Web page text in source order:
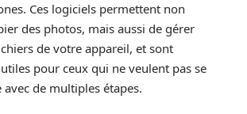
Ces logiciels permettent non
des photos, mais aussi de gérer
de votre appareil, et sont
pour ceux qui ne veulent pas se
de multiples étapes.